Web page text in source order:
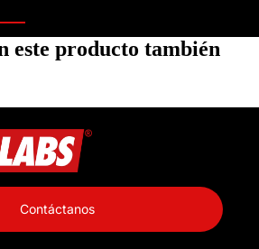
este producto también
Contáctanos
contacto